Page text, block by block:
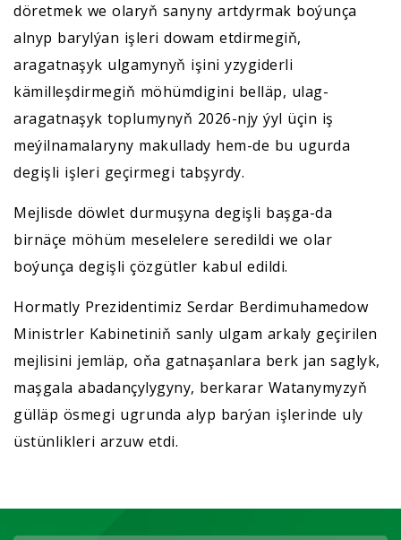
döretmek we olaryň sanyny artdyrmak boýunça
alnyp barylýan işleri dowam etdirmegiň,
aragatnaşyk ulgamynyň işini yzygiderli
kämilleşdirmegiň möhümdigini belläp, ulag-
aragatnaşyk toplumynyň 2026-njy ýyl üçin iş
meýilnamalaryny makullady hem-de bu ugurda
degişli işleri geçirmegi tabşyrdy.
Mejlisde döwlet durmuşyna degişli başga-da
birnäçe möhüm meselelere seredildi we olar
boýunça degişli çözgütler kabul edildi.
Hormatly Prezidentimiz Serdar Berdimuhamedow
Ministrler Kabinetiniň sanly ulgam arkaly geçirilen
mejlisini jemläp, oňa gatnaşanlara berk jan saglyk,
maşgala abadançylygyny, berkarar Watanymyzyň
gülläp ösmegi ugrunda alyp barýan işlerinde uly
üstünlikleri arzuw etdi.